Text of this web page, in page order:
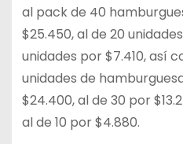
al pack de 40
$25.450, al de 20
unidades por $7.410, así
unidades de
$24.400, al de 30 por
al de 10 por $4.880.